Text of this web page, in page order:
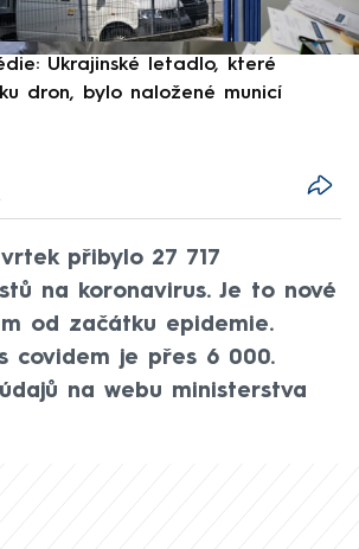
Ukrajinské letadlo, které
dron, bylo naložené municí
přibylo 27 717
na koronavirus. Je to nové
od začátku epidemie.
covidem je přes 6 000.
na webu ministerstva